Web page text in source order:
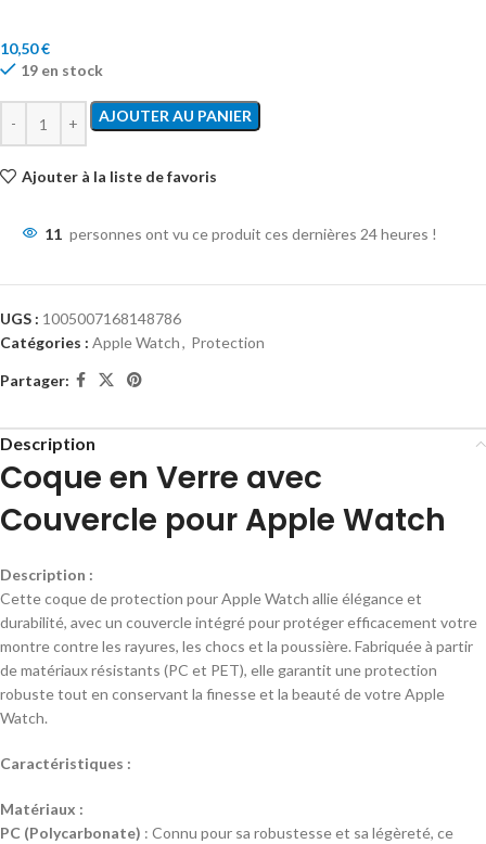
10,50€
19 en stock
AJOUTER AU PANIER
Ajouter à la liste de favoris
11 personnes ont vu ce produit ces dernières 24 heures !
UGS : 1005007168148786
Catégories : Apple Watch, Protection
Partager:
Description
Coque en Verre avec
Couvercle pour Apple Watch
Description :
Cette coque de protection pour Apple Watch allie élégance et
durabilité, avec un couvercle intégré pour protéger efficacement votre
montre contre les rayures, les chocs et la poussière. Fabriquée à partir
de matériaux résistants (PC et PET), elle garantit une protection
robuste tout en conservant la finesse et la beauté de votre Apple
Watch.
Caractéristiques :
Matériaux :
PC (Polycarbonate) : Connu pour sa robustesse et sa légèreté, ce